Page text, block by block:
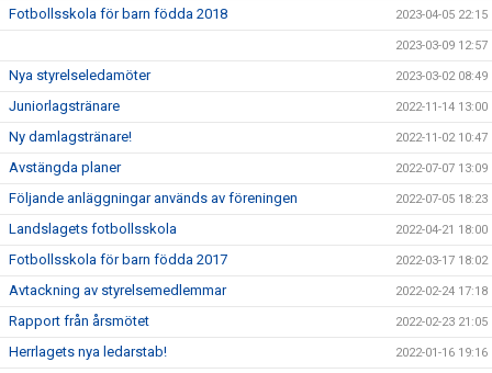
Fotbollsskola för barn födda 2018 2023-04-05 22:15
2023-03-09 12:57
Nya styrelseledamöter 2023-03-02 08:49
Juniorlagstränare 2022-11-14 13:00
Ny damlagstränare! 2022-11-02 10:47
Avstängda planer 2022-07-07 13:09
Följande anläggningar används av föreningen 2022-07-05 18:23
Landslagets fotbollsskola 2022-04-21 18:00
Fotbollsskola för barn födda 2017 2022-03-17 18:02
Avtackning av styrelsemedlemmar 2022-02-24 17:18
Rapport från årsmötet 2022-02-23 21:05
Herrlagets nya ledarstab! 2022-01-16 19:16